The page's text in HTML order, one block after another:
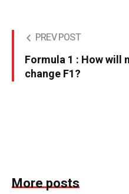
PREV POST
Formula 1 : How will
change F1?
More posts